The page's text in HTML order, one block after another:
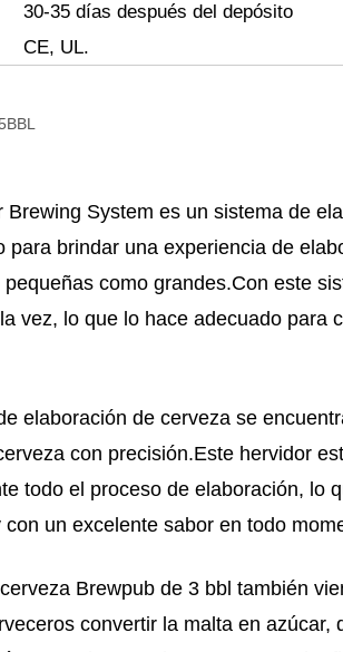
30-35 días después del depósito
CE, UL.
System es un sistema de
para brindar una experiencia de
como grandes.Con este
vez, lo que lo hace adecuado para
elaboración de cerveza se
con precisión.Este hervidor
todo el proceso de elaboración, lo
un excelente sabor en todo
Brewpub de 3 bbl también
convertir la malta en